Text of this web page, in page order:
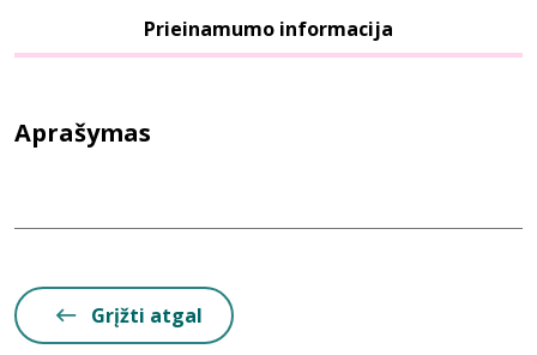
Prieinamumo informacija
Aprašymas
Grįžti atgal